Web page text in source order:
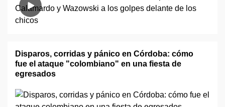
Disparos, corridas y pánico en Córdoba: cómo
fue el ataque "colombiano" en una fiesta de
egresados